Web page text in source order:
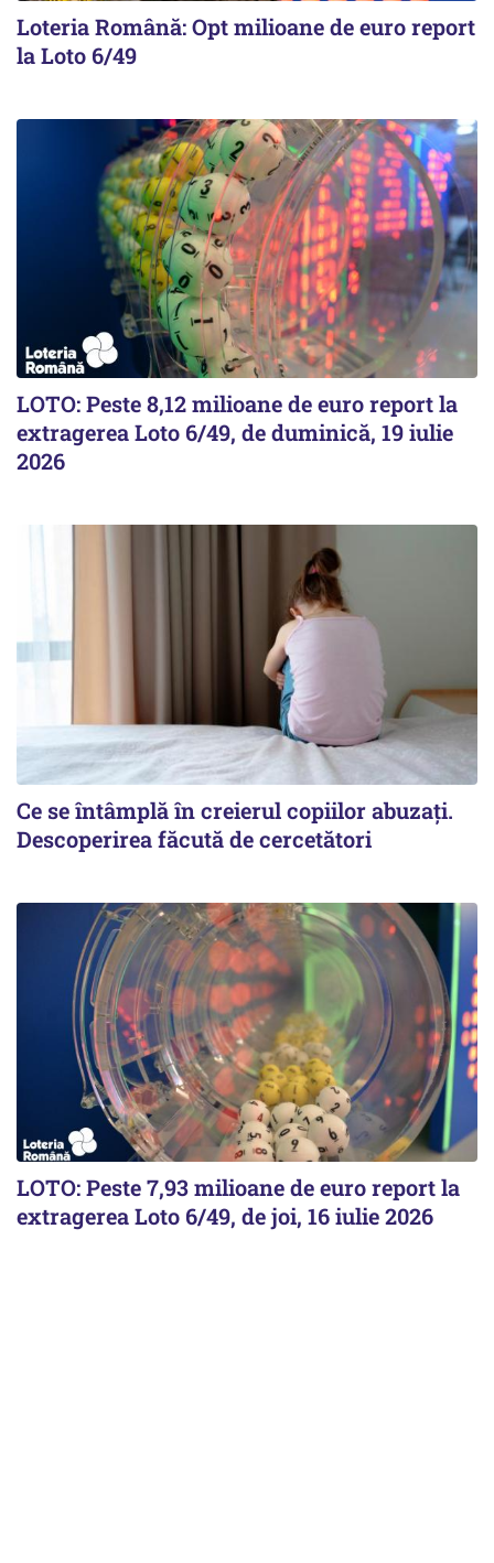
Loteria Română: Opt milioane de euro report
la Loto 6/49
LOTO: Peste 8,12 milioane de euro report la
extragerea Loto 6/49, de duminică, 19 iulie
2026
Ce se întâmplă în creierul copiilor abuzați.
Descoperirea făcută de cercetători
LOTO: Peste 7,93 milioane de euro report la
extragerea Loto 6/49, de joi, 16 iulie 2026